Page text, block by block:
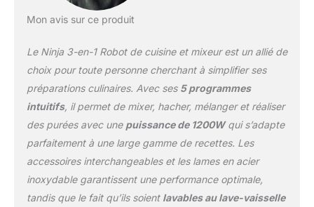
individuelles, ajoutez les
Pour les boissons en
portion individuelle,
ajoutez les ingrédients
dans le gobelet 700 ml,
pression et ajoutez le
couvercle
TECHNOLOGIE DES
LAMES NINJA :
Mon avis sur ce produit
Le Ninja 3-en-1 Robot de cuisine et mixeur est un allié de
choix pour toute personne cherchant à simplifier ses
préparations culinaires. Avec ses 5 programmes
intuitifs, il permet de mixer, hacher, mélanger et réaliser
des purées avec une puissance de 1200Wqui s’adapte
parfaitement à une large gamme de recettes. Les
accessoires interchangeables et les lames en acier
inoxydable garantissent une performance optimale,
tandis que le fait qu’ils soient lavables au lave-vaisselle